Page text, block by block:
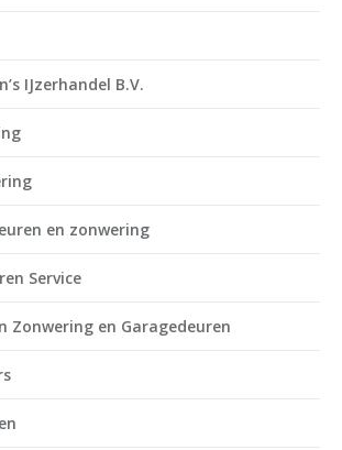
IJzerhandel B.V.
en zonwering
Service
Zonwering en Garagedeuren